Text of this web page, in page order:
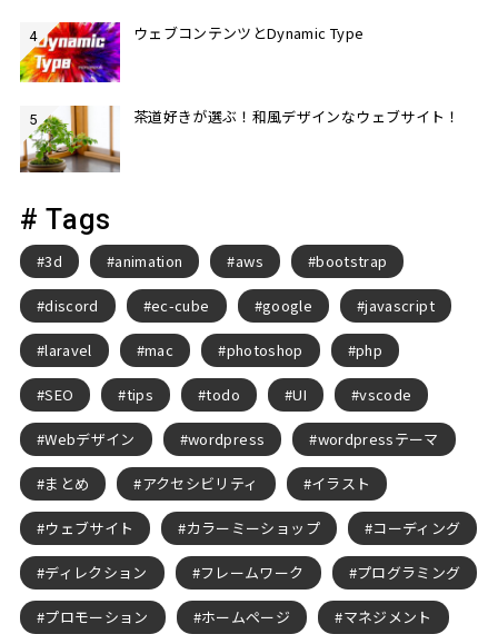
ウェブコンテンツとDynamic Type
茶道好きが選ぶ！和風デザインなウェブサイト！
# Tags
3d animation aws bootstrap
discord ec-cube google javascript
laravel mac photoshop php
SEO tips todo UI vscode
Webデザイン wordpress wordpressテーマ
まとめ アクセシビリティ イラスト
ウェブサイト カラーミーショップ コーディング
ディレクション フレームワーク プログラミング
プロモーション ホームページ マネジメント